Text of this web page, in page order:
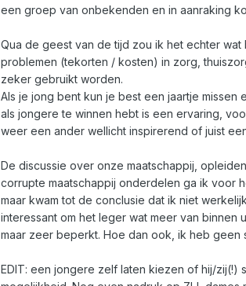
een groep van onbekenden en in aanraking
Qua de geest van de tijd zou ik het echter
problemen (tekorten / kosten) in zorg,
zeker gebruikt worden.
Als je jong bent kun je best een jaartje missen
als jongere te winnen hebt is een ervaring,
weer een ander wellicht inspirerend of juist
De discussie over onze maatschappij,
corrupte maatschappij onderdelen ga ik voor
maar kwam tot de conclusie dat ik niet
interessant om het leger wat meer van binnen
maar zeer beperkt. Hoe dan ook, ik heb geen
EDIT: een jongere zelf laten kiezen of hij/zij(!)